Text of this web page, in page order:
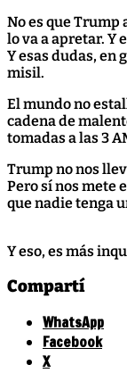
No es que Trump
lo va a apretar. Y
Y esas dudas, en
misil.
El mundo no
cadena de
tomadas a las 3
Trump no nos
Pero sí nos mete
que nadie tenga
Y eso, es más
Compartí
WhatsApp
Facebook
X